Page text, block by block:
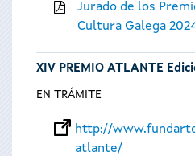
Jurado de los
Cultura Galega
XIV PREMIO ATLANTE
EN TRÁMITE
http://
atlante/